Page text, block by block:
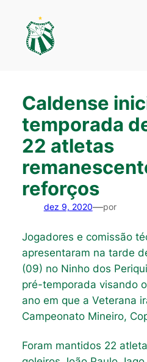
conteúdo
Caldense
temporada
22 atletas
reforços
dez 9, 2020—por
Jogadores e comissão
apresentaram na tarde
(09) no Ninho dos
pré-temporada visando
ano em que a Veterana
Campeonato Mineiro,
Foram mantidos 22